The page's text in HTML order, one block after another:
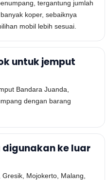
tergantung jumlah
koper, sebaiknya
mobil lebih sesuai.
untuk jemput
Bandara Juanda,
dengan barang
ke luar
Mojokerto, Malang,